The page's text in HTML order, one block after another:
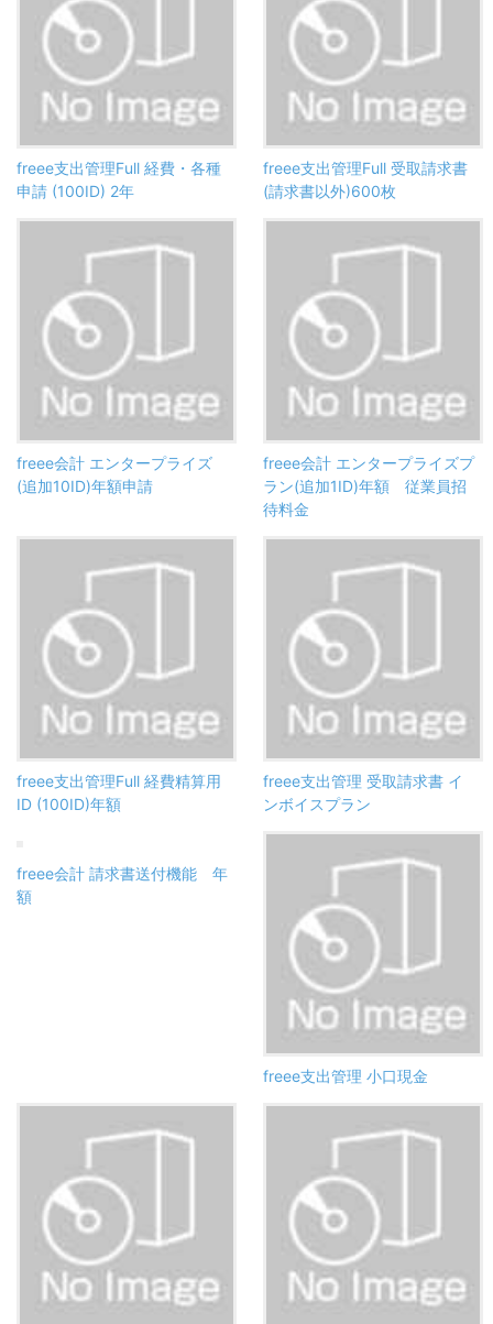
freee支出管理Full 経費・各種
申請 (100ID) 2年
freee支出管理Full 受取請求書
(請求書以外)600枚
freee会計 エンタープライズ
(追加10ID)年額申請
freee会計 エンタープライズプ
ラン(追加1ID)年額 従業員招
待料金
freee支出管理Full 経費精算用
ID (100ID)年額
freee支出管理 受取請求書 イ
ンボイスプラン
freee会計 請求書送付機能 年
額
freee支出管理 小口現金